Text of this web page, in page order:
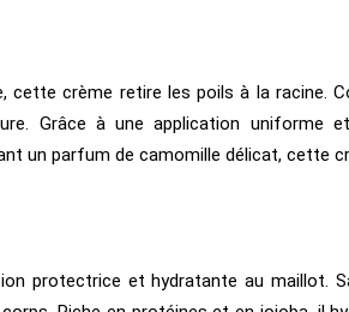
cette crème retire les poils à la racine.
Grâce à une application uniforme
un parfum de camomille délicat, cette
protectrice et hydratante au maillot.